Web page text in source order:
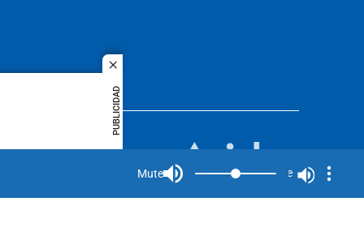
close
PUBLICIDAD
idioma
Mute
Mute